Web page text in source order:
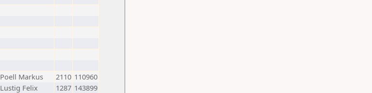
Poell Markus 2110 110960
Lustig Felix 1287 143899